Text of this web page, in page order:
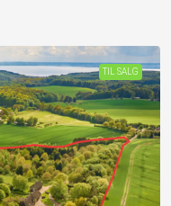
TIL SALG